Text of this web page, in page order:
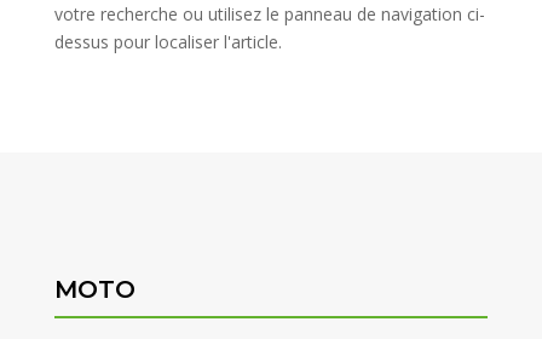
votre recherche ou utilisez le panneau de navigation ci-
dessus pour localiser l'article.
MOTO